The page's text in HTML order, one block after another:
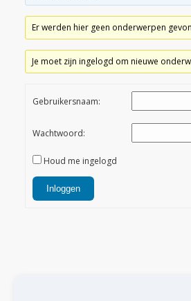
Er werden hier geen onderwerpen
Je moet zijn ingelogd om nieuwe
Gebruikersnaam:
Wachtwoord:
Houd me ingelogd
Inloggen